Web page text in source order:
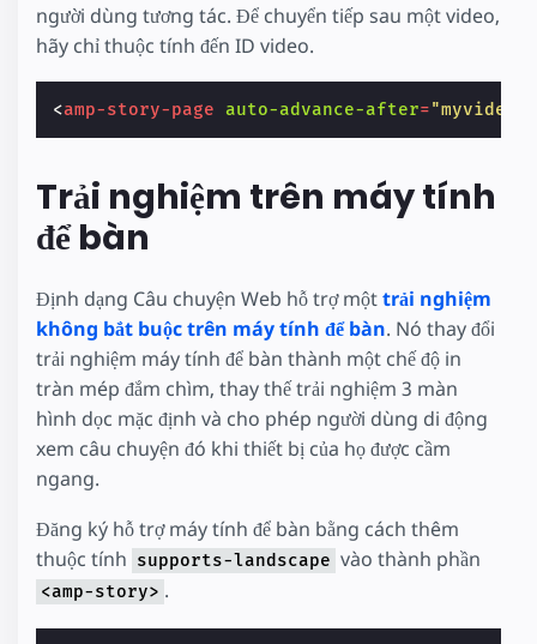
người dùng tương tác. Để chuyển tiếp sau một video,
hãy chỉ thuộc tính đến ID video.
<amp-story-page auto-advance-after="myvideo"
Trải nghiệm trên máy tính
để bàn
Định dạng Câu chuyện Web hỗ trợ mộttrải nghiệm
không bắt buộc trên máy tính để bàn. Nó thay đổi
trải nghiệm máy tính để bàn thành một chế độ in
tràn mép đắm chìm, thay thế trải nghiệm 3 màn
hình dọc mặc định và cho phép người dùng di động
xem câu chuyện đó khi thiết bị của họ được cầm
ngang.
Đăng ký hỗ trợ máy tính để bàn bằng cách thêm
thuộc tính supports-landscape vào thành phần
<amp-story> .